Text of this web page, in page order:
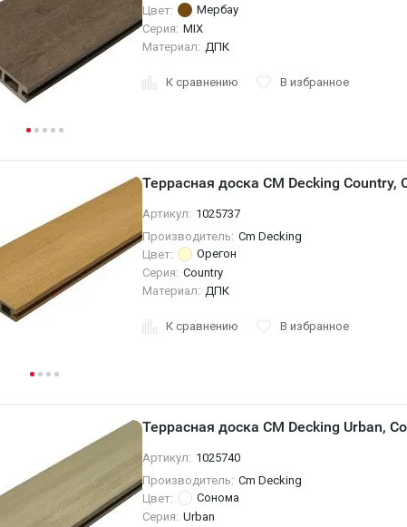
Цвет:
Мербау
Серия: MIX
Материал: ДПК
К сравнению В избранное
Террасная доска CM Decking Country,
Артикул: 1025737
Производитель: Cm Decking
Цвет:
Орегон
Серия: Country
Материал: ДПК
К сравнению В избранное
Террасная доска CM Decking Urban,
Артикул: 1025740
Производитель: Cm Decking
Цвет:
Сoнома
Серия: Urban